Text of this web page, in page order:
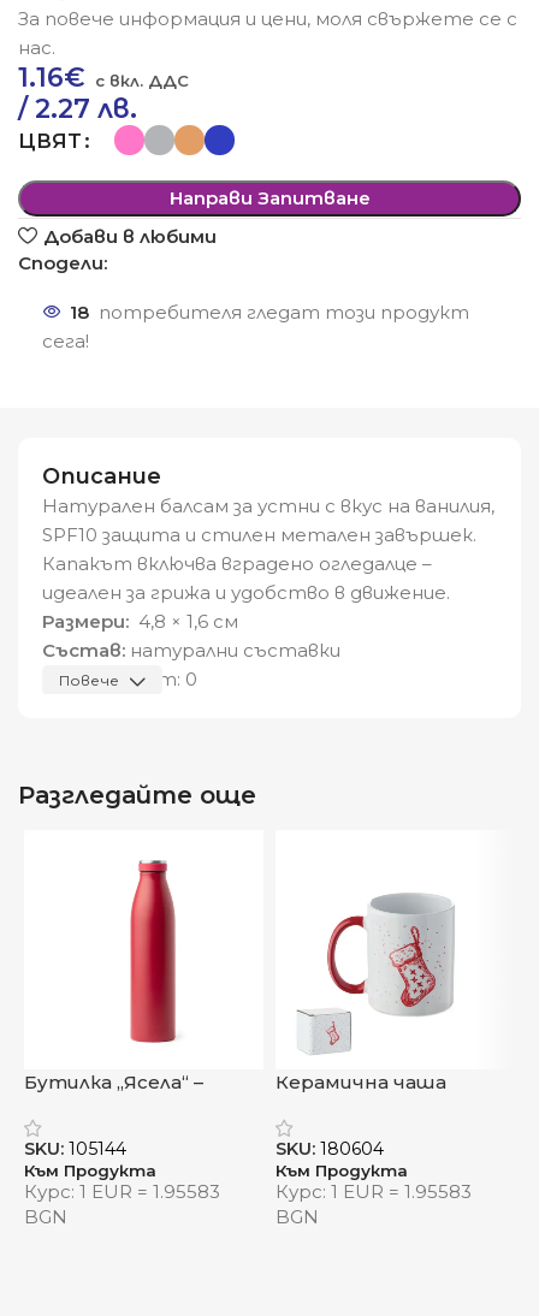
За повече информация и цени, моля свържете се с
нас.
1.16€
/ 2.27 лв.
ЦВЯТ
Направи Запитване
Добави в любими
Сподели:
18 потребителя гледат този продукт
сега!
Описание
Натурален балсам за устни с вкус на ванилия,
SPF10 защита и стилен метален завършек.
Капакът включва вградено огледалце –
идеален за грижа и удобство в движение.
Размери: 4,8 × 1,6 см
Състав: натурални съставки
Видяна от: 0
Повече
Разгледайте още
Бутилка „Ясела“ –
цветен характер
SKU: 105144
Към Продукта
Курс: 1 EUR = 1.95583
BGN
Керамична чаша
SKU: 180604
Към Продукта
Курс: 1 EUR = 1.95583
BGN